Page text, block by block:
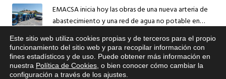
EMACSA inicia hoy las obras de una nueva arteria de
abastecimiento y una red de agua no potable en
Caracterización ZA Córdoba Red Quemadas- 1ª Sem
2026
9 julio, 2026
Este sitio web utiliza cookies propias y de terceros para el propio
funcionamiento del sitio web y para recopilar información con
fines estadísticos y de uso. Puede obtener más información en
nuestra Política de Cookies , o bien conocer cómo cambiar la
configuración a través de los ajustes
Si tiene cualquier duda sobre
EMACSA, haga click abajo.